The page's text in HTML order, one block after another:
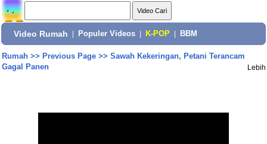
Video Rumah Populer Videos K-POP BBM
Rumah>> Previous Page>> Sawah Kekeringan, Petani Terancam
Gagal Panen
Lebih